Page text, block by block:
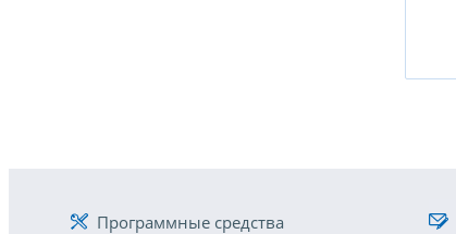
Программные средства